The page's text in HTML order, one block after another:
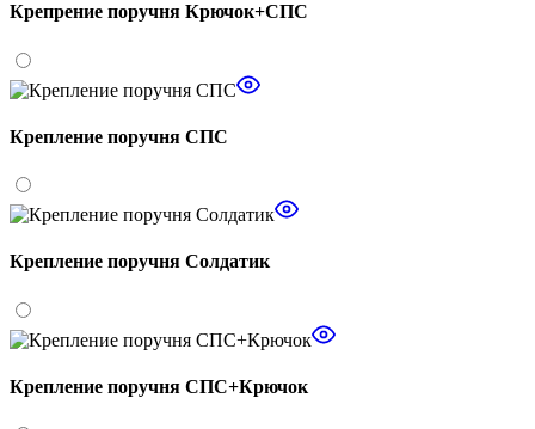
Крепрение поручня Крючок+СПС
Крепление поручня СПС
Крепление поручня Солдатик
Крепление поручня СПС+Крючок